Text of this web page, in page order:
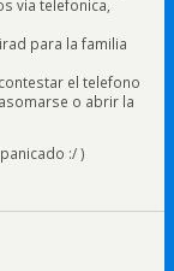
via telefonica,
para la familia
el telefono
o abrir la
:/ )